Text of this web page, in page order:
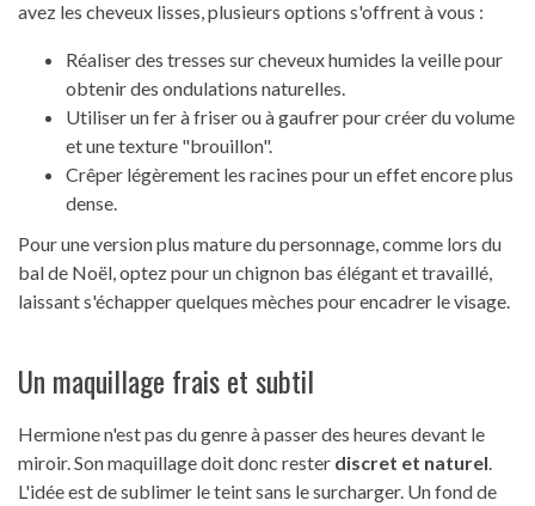
avez les cheveux lisses, plusieurs options s'offrent à vous :
Réaliser des tresses sur cheveux humides la veille pour
obtenir des ondulations naturelles.
Utiliser un fer à friser ou à gaufrer pour créer du volume
et une texture "brouillon".
Crêper légèrement les racines pour un effet encore plus
dense.
Pour une version plus mature du personnage, comme lors du
bal de Noël, optez pour un chignon bas élégant et travaillé,
laissant s'échapper quelques mèches pour encadrer le visage.
Un maquillage frais et subtil
Hermione n'est pas du genre à passer des heures devant le
miroir. Son maquillage doit donc rester discret et naturel
L'idée est de sublimer le teint sans le surcharger. Un fond de